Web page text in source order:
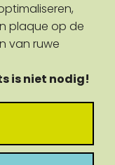
plaque op de
van ruwe
is niet nodig!